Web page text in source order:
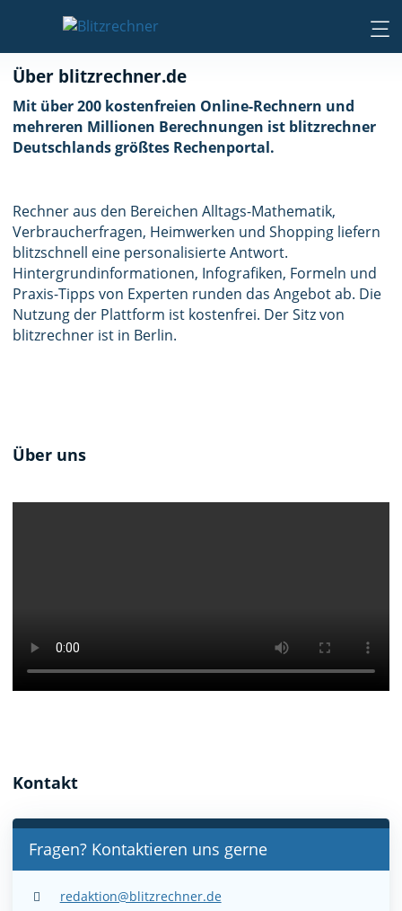
Über blitzrechner.de
Mit über 200 kostenfreien Online-Rechnern und
mehreren Millionen Berechnungen ist blitzrechner
Deutschlands größtes Rechenportal.
Rechner aus den Bereichen Alltags-Mathematik,
Verbraucherfragen, Heimwerken und Shopping liefern
blitzschnell eine personalisierte Antwort.
Hintergrundinformationen, Infografiken, Formeln und
Praxis-Tipps von Experten runden das Angebot ab. Die
Nutzung der Plattform ist kostenfrei. Der Sitz von
blitzrechner ist in Berlin.
Über uns
Kontakt
Fragen? Kontaktieren uns gerne
redaktion@blitzrechner.de